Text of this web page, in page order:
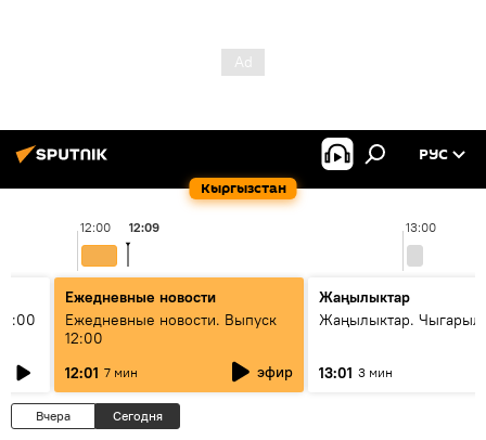
Кыргызстан
РУС
12:00 13:00
12:09
Ежедневные новости
Ежедневные новости. Выпуск
12:00
12:01 7 мин эфир
Жаңылыктар
Жаңылыктар.
13:01 3 мин
Вчера Сегодня